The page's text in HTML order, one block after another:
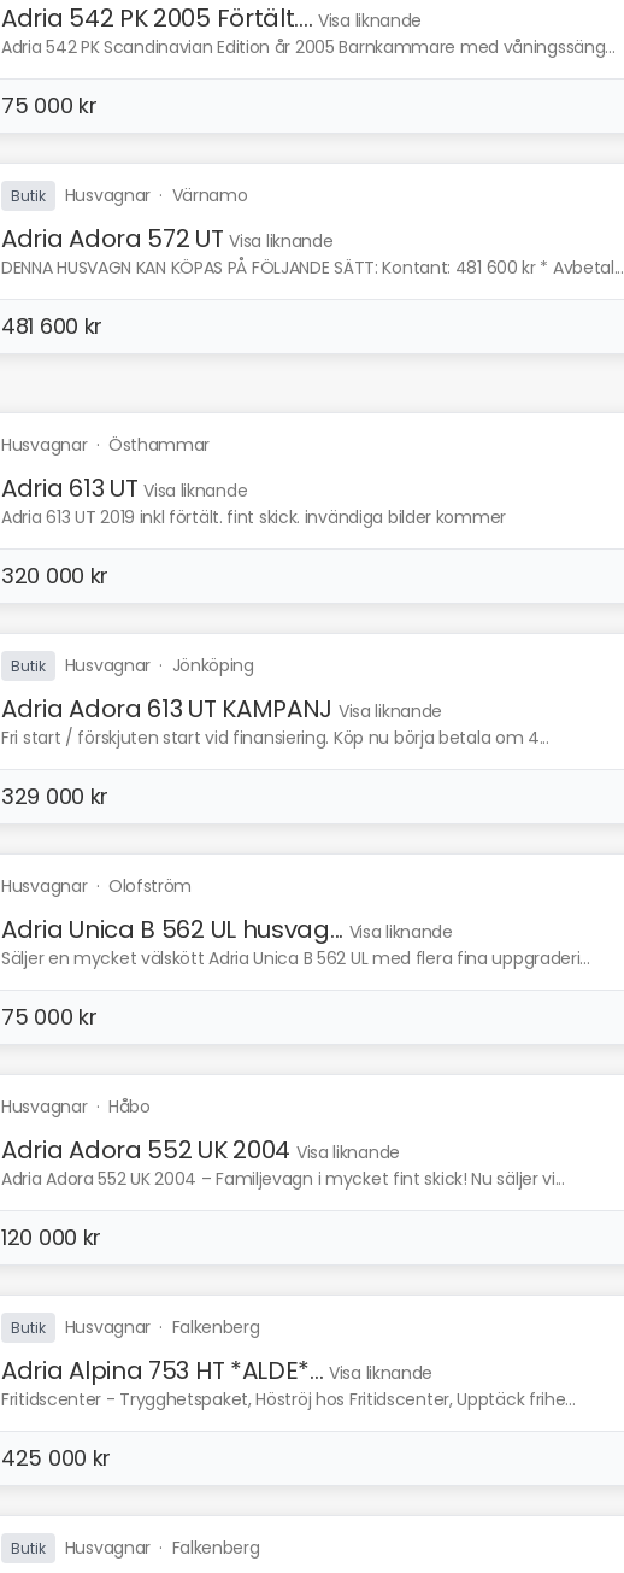
Adria 542 PK 2005 Förtält.... Visa liknande
Adria 542 PK Scandinavian Edition år 2005 Barnkammare med våningssäng...
75 000 kr
Butik Husvagnar · Värnamo
Adria Adora 572 UT Visa liknande
DENNA HUSVAGN KAN KÖPAS PÅ FÖLJANDE SÄTT: Kontant: 481 600 kr * Avbetal...
481 600 kr
Husvagnar· Östhammar
Adria 613 UT Visa liknande
Adria 613 UT 2019 inkl förtält. fint skick. invändiga bilder kommer
320 000 kr
Butik Husvagnar · Jönköping
Adria Adora 613 UT KAMPANJ Visa liknande
Fri start / förskjuten start vid finansiering. Köp nu börja betala om 4...
329 000 kr
Husvagnar· Olofström
Adria Unica B 562 UL husvag... Visa liknande
Säljer en mycket välskött Adria Unica B 562 UL med flera fina uppgraderi...
75 000 kr
Husvagnar· Håbo
Adria Adora 552 UK 2004 Visa liknande
Adria Adora 552 UK 2004 – Familjevagn i mycket fint skick! Nu säljer vi...
120 000 kr
Butik Husvagnar · Falkenberg
Adria Alpina 753 HT *ALDE*... Visa liknande
Fritidscenter - Trygghetspaket, Höströj hos Fritidscenter, Upptäck frihe...
425 000 kr
Butik Husvagnar · Falkenberg